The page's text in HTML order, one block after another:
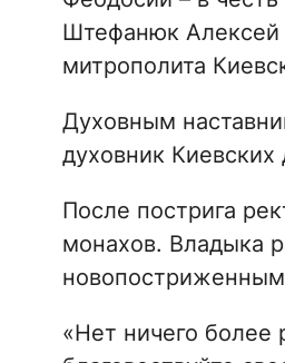
Штефанюк Алексей
митрополита
Духовным
духовник
После пострига
монахов. Владыка
«Нет ничего более